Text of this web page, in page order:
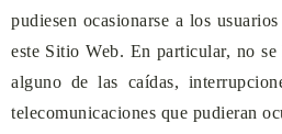
pudiesen ocasionarse a los
este Sitio Web. En particular, no se
alguno de las caídas,
telecomunicaciones que pudieran